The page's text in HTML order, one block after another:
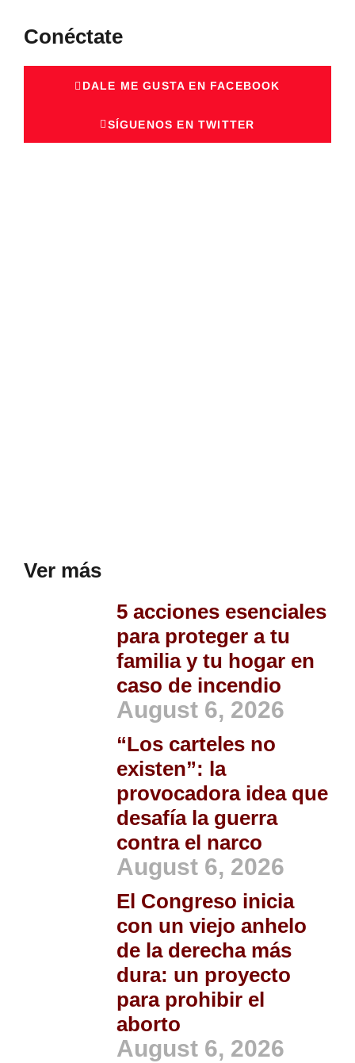
Conéctate
DALE ME GUSTA EN FACEBOOK
SÍGUENOS EN TWITTER
Ver más
5 acciones esenciales
para proteger a tu
familia y tu hogar en
caso de incendio
August 6, 2026
“Los carteles no
existen”: la
provocadora idea que
desafía la guerra
contra el narco
August 6, 2026
El Congreso inicia
con un viejo anhelo
de la derecha más
dura: un proyecto
para prohibir el
aborto
August 6, 2026